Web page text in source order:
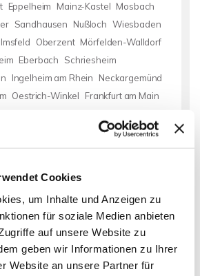
Cookies
um Inhalte und Anzeigen zu
für soziale Medien anbieten
auf unsere Website zu
geben wir Informationen zu Ihrer
Website an unsere Partner für
Eppelheim Mainz-Kastel Mosbach
Sandhausen Nußloch Wiesbaden
Oberzent Mörfelden-Walldorf
Eberbach
Schriesheim
Ingelheim am Rhein
Neckargemünd
Oestrich-Winkel
Frankfurt am Main
Immobilie verkaufen
Immo Schwetzingen
Wohnung
Wohnungsanzeigen Schwetzingen
Hauskauf Schwetzingen
Wohnungen
Schwetzingen